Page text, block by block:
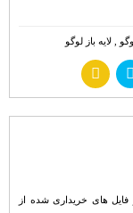
, لایه باز لوگو
های خریداری شده از